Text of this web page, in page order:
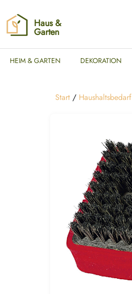
Haus &
Garten
HEIM & GARTEN DEKORATION
Start / Haushaltsbedarf